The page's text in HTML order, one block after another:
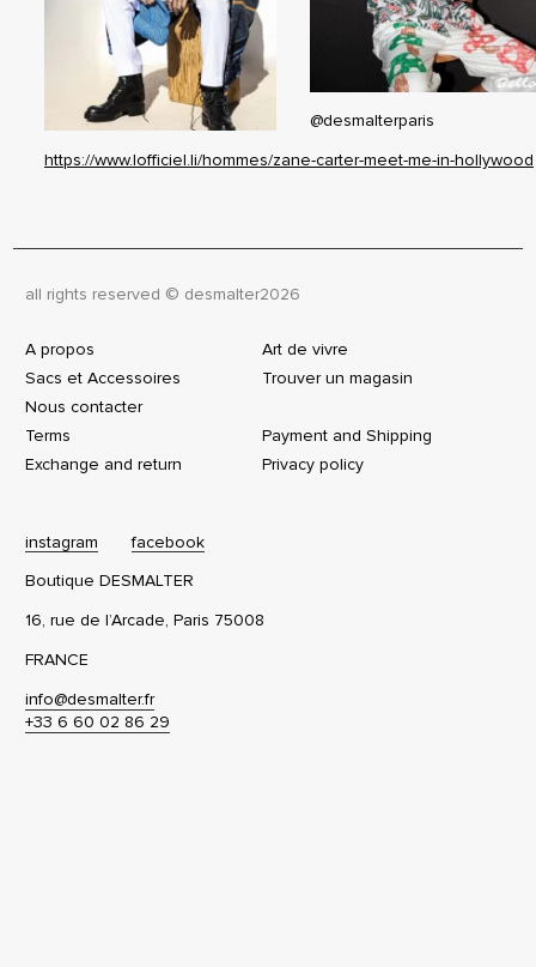
@desmalterparis
https://www.lofficiel.li/hommes/zane-carter-meet-me-in-hollywood
all rights reserved © desmalter2026
A propos
Art de vivre
Sacs et Accessoires
Trouver un magasin
Nous contacter
Terms
Payment and Shipping
Exchange and return
Privacy policy
instagram
facebook
Boutique DESMALTER
16, rue de l’Arcade, Paris 75008
FRANCE
info@desmalter.fr
+33 6 60 02 86 29